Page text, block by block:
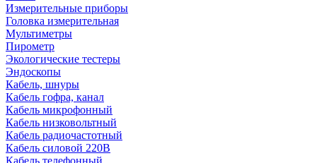
Измерительные приборы
Головка измерительная
Мультиметры
Пирометр
Экологические тестеры
Эндоскопы
Кабель, шнуры
Кабель гофра, канал
Кабель микрофонный
Кабель низковольтный
Кабель радиочастотный
Кабель силовой 220В
Кабель телефонный